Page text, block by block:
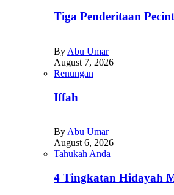
Tiga Penderitaan
By Abu Umar
August 7, 2026
Renungan
Iffah
By Abu Umar
August 6, 2026
Tahukah Anda
4 Tingkatan Hidayah